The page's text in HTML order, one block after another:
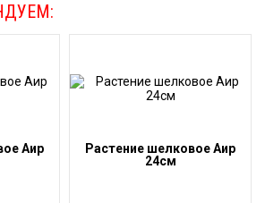
Аир
Растение шелковое Аир
24см